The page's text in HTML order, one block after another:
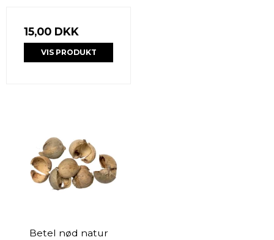
15,00 DKK
VIS PRODUKT
Betel nød natur